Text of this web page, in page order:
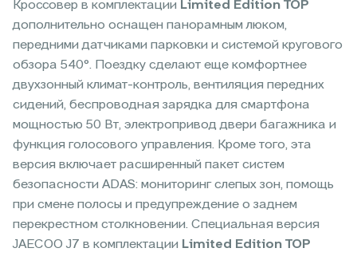
Кроссовер в комплектации Limited Edition TOP
дополнительно оснащен панорамным люком,
передними датчиками парковки и системой кругового
обзора 540°. Поездку сделают еще комфортнее
двухзонный климат-контроль, вентиляция передних
сидений, беспроводная зарядка для смартфона
мощностью 50 Вт, электропривод двери багажника и
функция голосового управления. Кроме того, эта
версия включает расширенный пакет систем
безопасности ADAS: мониторинг слепых зон, помощь
при смене полосы и предупреждение о заднем
перекрестном столкновении. Специальная версия
JAECOO J7 в комплектации Limited Edition TOP